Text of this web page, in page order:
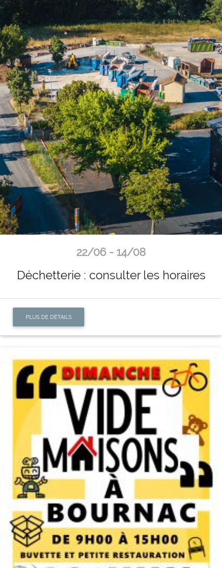
22/06 - 14/08
Déchetterie : consulter les horaires
PLUS DE DÉTAILS